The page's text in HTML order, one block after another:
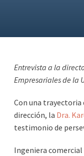
Entrevista a la
Empresariales de la
Con una trayectoria
dirección, la Dra.
testimonio de
Ingeniera comercial